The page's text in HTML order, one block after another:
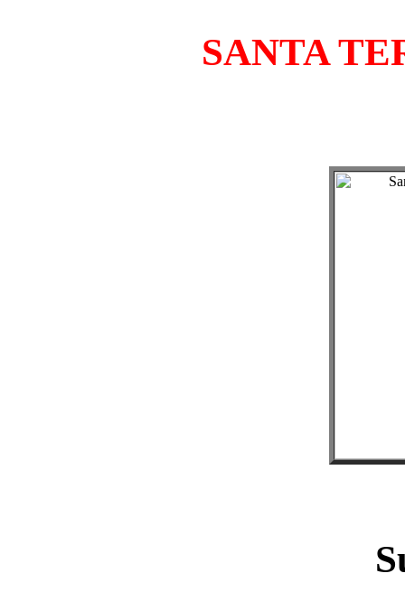
SANTA